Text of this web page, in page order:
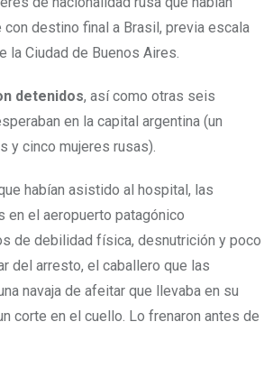
con destino final a Brasil, previa escala
la Ciudad de Buenos Aires.
detenidos, así como otras seis
en la capital argentina (un
y cinco mujeres rusas).
habían asistido al hospital, las
en el aeropuerto patagónico
de debilidad física, desnutrición y poco
del arresto, el caballero que las
navaja de afeitar que llevaba en su
corte en el cuello. Lo frenaron antes de